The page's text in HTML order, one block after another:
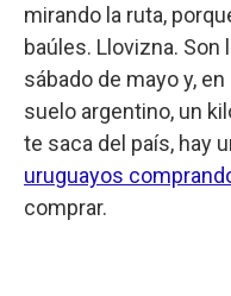
mirando la ruta,
baúles. Llovizna. Son
sábado de mayo y,
suelo argentino, un
te saca del país, hay
uruguayos
comprar.